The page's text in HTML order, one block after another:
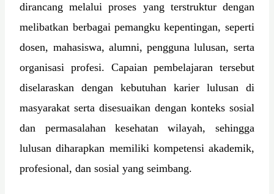
dirancang melalui proses yang terstruktur dengan
melibatkan berbagai pemangku kepentingan, seperti
dosen, mahasiswa, alumni, pengguna lulusan, serta
organisasi profesi. Capaian pembelajaran tersebut
diselaraskan dengan kebutuhan karier lulusan di
masyarakat serta disesuaikan dengan konteks sosial
dan permasalahan kesehatan wilayah, sehingga
lulusan diharapkan memiliki kompetensi akademik,
profesional, dan sosial yang seimbang.